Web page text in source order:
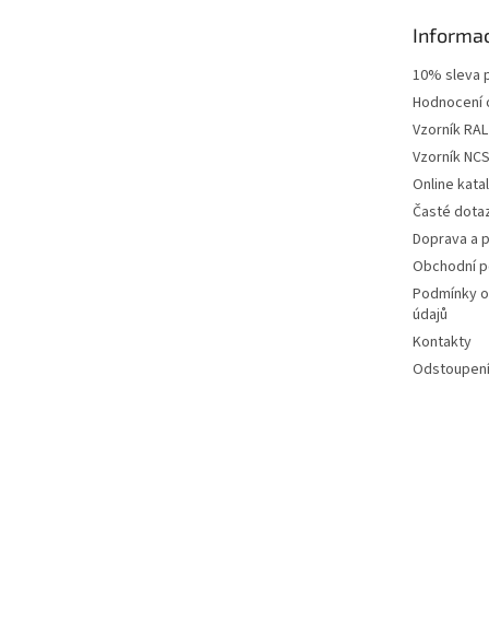
10% sleva
Hodnocení
Vzorník RAL
Vzorník NCS
Online
Časté
Doprava a
Obchodní
Podmínky
údajů
Kontakty